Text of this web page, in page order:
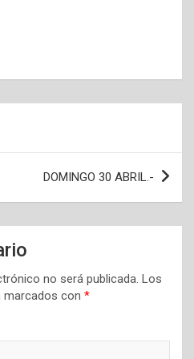
DOMINGO 30 ABRIL.-
no será publicada. Los
con *